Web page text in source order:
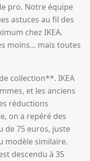
pro. Notre équipe
astuces au fil des
chez IKEA.
moins... mais toutes
collection**. IKEA
et les anciens
réductions
on a repéré des
de 75 euros, juste
modèle similaire.
descendu à 35